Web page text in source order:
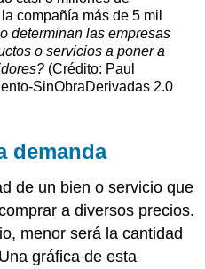
compañía más de 5 mil
determinan las empresas
o servicios a poner a
(Crédito: Paul
SinObraDerivadas 2.0
demanda
de un bien o servicio que
a diversos precios.
menor será la cantidad
gráfica de esta